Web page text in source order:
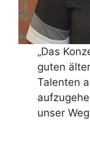
„Das
guten
Talenten
unser